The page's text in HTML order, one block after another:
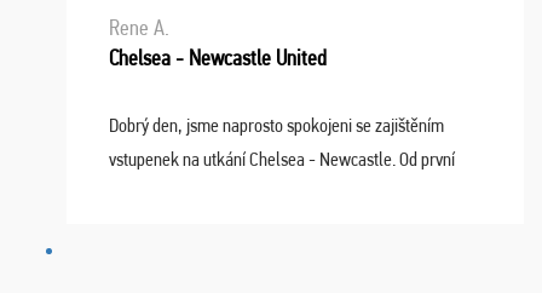
Rene A.
Chelsea - Newcastle United
Dobrý den, jsme naprosto spokojeni se zajištěním
vstupenek na utkání Chelsea - Newcastle. Od první